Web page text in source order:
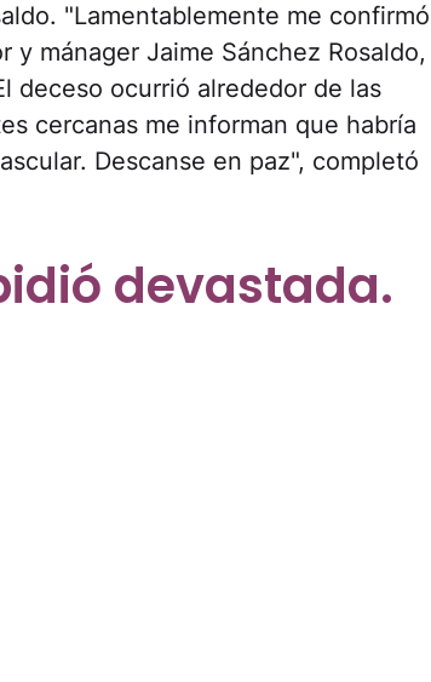
"Lamentablemente me confirmó
mánager Jaime Sánchez Rosaldo,
deceso ocurrió alrededor de las
cercanas me informan que habría
Descanse en paz", completó
devastada.